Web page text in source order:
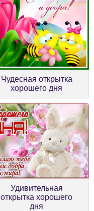
Чудесная открытка
хорошего дня
Удивительная
открытка хорошего
дня